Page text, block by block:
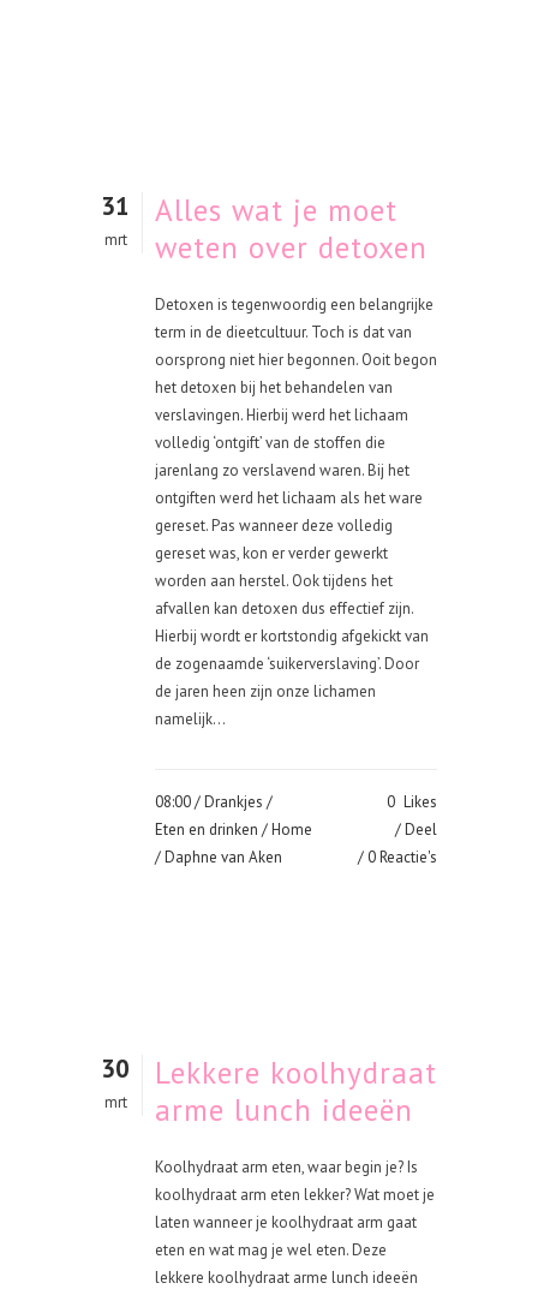
31
mrt
Alles wat je moet
weten over detoxen
Detoxen is tegenwoordig een belangrijke
term in de dieetcultuur. Toch is dat van
oorsprong niet hier begonnen. Ooit begon
het detoxen bij het behandelen van
verslavingen. Hierbij werd het lichaam
volledig ‘ontgift’ van de stoffen die
jarenlang zo verslavend waren. Bij het
ontgiften werd het lichaam als het ware
gereset. Pas wanneer deze volledig
gereset was, kon er verder gewerkt
worden aan herstel. Ook tijdens het
afvallen kan detoxen dus effectief zijn.
Hierbij wordt er kortstondig afgekickt van
de zogenaamde ‘suikerverslaving’. Door
de jaren heen zijn onze lichamen
namelijk...
08:00 /Drankjes /
Eten en drinken /Home
/ Daphne van Aken
0 Likes
Deel
0 Reactie's
30
mrt
Lekkere koolhydraat
arme lunch ideeën
Koolhydraat arm eten, waar begin je? Is
koolhydraat arm eten lekker? Wat moet je
laten wanneer je koolhydraat arm gaat
eten en wat mag je wel eten. Deze
lekkere koolhydraat arme lunch ideeën